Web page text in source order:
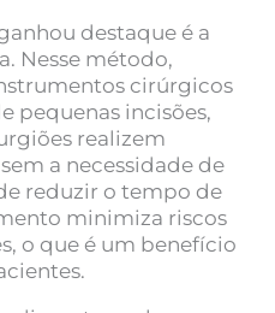
destaque é a
Nesse método,
cirúrgicos
pequenas incisões,
realizem
a necessidade de
reduzir o tempo de
minimiza riscos
o que é um benefício